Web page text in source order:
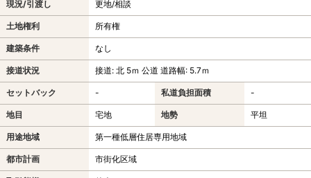
現況/引渡し 更地/相談
土地権利 所有権
建築条件 なし
接道状況 接道: 北 5ｍ 公道 道路幅: 5.7ｍ
セットバック - 私道負担面積 -
地目 宅地 地勢 平坦
用途地域 第一種低層住居専用地域
都市計画 市街化区域